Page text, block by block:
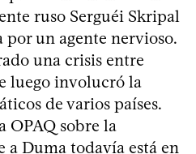
ruso Serguéi Skripal
un agente nervioso.
una crisis entre
luego involucró la
de varios países.
OPAQ sobre la
a Duma todavía está en